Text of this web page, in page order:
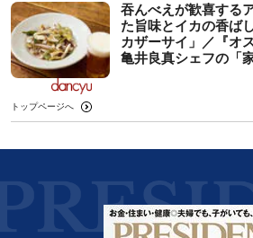
吞んべえが歓喜する
た旨味とイカの香ば
カザーサイ」／『オ
⻲井良真シェフの「
トップページへ